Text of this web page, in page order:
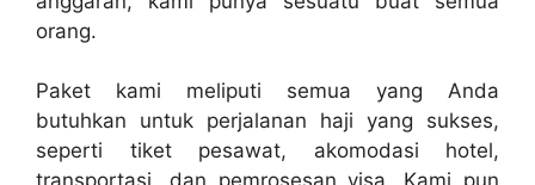
orang.
Paket kami meliputi semua yang Anda
butuhkan untuk perjalanan haji yang sukses,
seperti tiket pesawat, akomodasi hotel,